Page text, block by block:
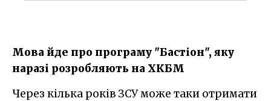
Мова йде про програму "Бастіон", яку
наразі розробляють на ХКБМ
Через кілька років ЗСУ може таки отримати